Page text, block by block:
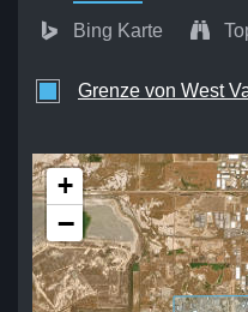
Bing Karte
Grenze von West
+
−